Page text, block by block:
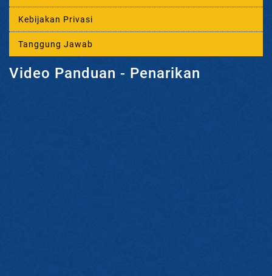
Kebijakan Privasi
Tanggung Jawab
Video Panduan - Penarikan